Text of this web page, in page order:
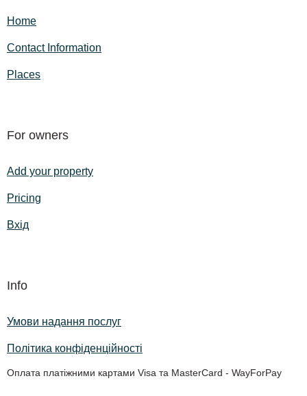
Home
Contact Information
Places
For owners
Add your property
Pricing
Вхід
Info
Умови надання послуг
Політика конфіденційності
Оплата платіжними картами Visa та MasterCard - WayForPay